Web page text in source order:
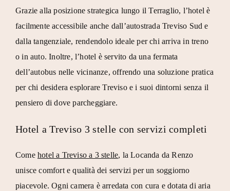
Grazie alla posizione strategica lungo il Terraglio, l’hotel è
facilmente accessibile anche dall’autostrada Treviso Sud e
dalla tangenziale, rendendolo ideale per chi arriva in treno
o in auto. Inoltre, l’hotel è servito da una fermata
dell’autobus nelle vicinanze, offrendo una soluzione pratica
per chi desidera esplorare Treviso e i suoi dintorni senza il
pensiero di dove parcheggiare.
Hotel a Treviso 3 stelle con servizi completi
Come hotel a Treviso a 3 stelle, la Locanda da Renzo
unisce comfort e qualità dei servizi per un soggiorno
piacevole. Ogni camera è arredata con cura e dotata di aria